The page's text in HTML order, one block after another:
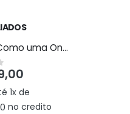
Buquê Como uma Onda
5
1x de
no credito